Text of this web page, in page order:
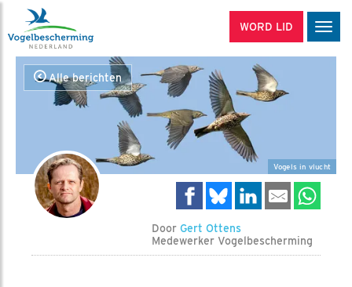
WORD LID
Alle berichten
Vogels in vlucht
Door Gert Ottens
Medewerker Vogelbescherming